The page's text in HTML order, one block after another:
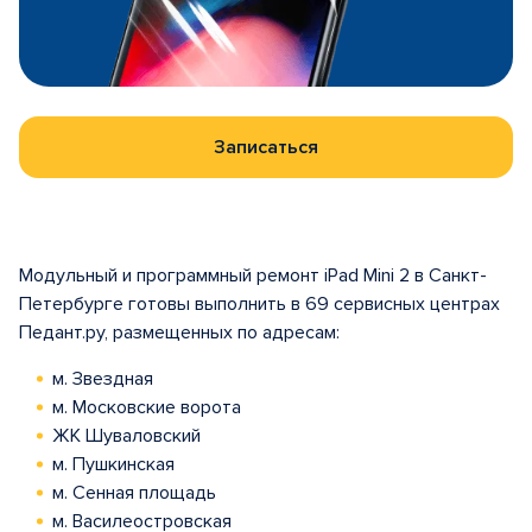
Записаться
Модульный и программный ремонт iPad Mini 2 в Санкт-
Петербурге готовы выполнить в 69 сервисных центрах
Педант.ру, размещенных по адресам:
м. Звездная
м. Московские ворота
ЖК Шуваловский
м. Пушкинская
м. Сенная площадь
м. Василеостровская